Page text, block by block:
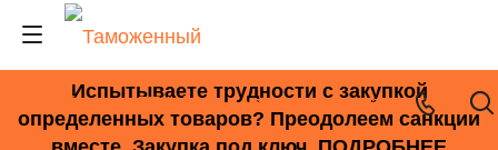
+7 (495) 278-33-33
Испытываете трудности с закупкой
определенных товаров? Преодолеем санкции